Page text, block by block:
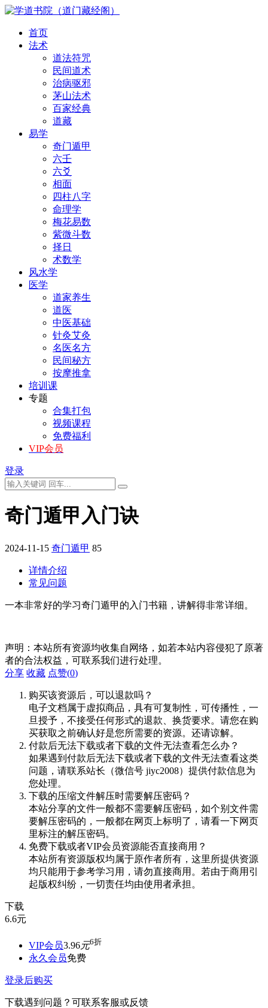
首页
法术
道法符咒
民间道术
治病驱邪
茅山法术
百家经典
道藏
易学
奇门遁甲
六壬
六爻
相面
四柱八字
命理学
梅花易数
紫微斗数
择日
术数学
风水学
医学
道家养生
道医
中医基础
针灸艾灸
名医名方
民间秘方
按摩推拿
培训课
专题
合集打包
视频课程
免费福利
VIP会员
登录
奇门遁甲入门诀
2024-11-15 奇门遁甲 85
详情介绍
常见问题
一本非常好的学习奇门遁甲的入门书籍，讲解得非常详细。
声明：本站所有资源均收集自网络，如若本站内容侵犯了原著
者的合法权益，可联系我们进行处理。
分享 收藏 点赞(0)
购买该资源后，可以退款吗？
电子文档属于虚拟商品，具有可复制性，可传播性，一
旦授予，不接受任何形式的退款、换货要求。请您在购
买获取之前确认好是您所需要的资源。还请谅解。
付款后无法下载或者下载的文件无法查看怎么办？
如果遇到付款后无法下载或者下载的文件无法查看这类
问题，请联系站长（微信号 jiyc2008）提供付款信息为
您处理。
下载的压缩文件解压时需要解压密码？
本站分享的文件一般都不需要解压密码，如个别文件需
要解压密码的，一般都在网页上标明了，请看一下网页
里标注的解压密码。
免费下载或者VIP会员资源能否直接商用？
本站所有资源版权均属于原作者所有，这里所提供资源
均只能用于参考学习用，请勿直接商用。若由于商用引
起版权纠纷，一切责任均由使用者承担。
下载
6.6元
VIP会员3.96元6折
永久会员免费
登录后购买
下载遇到问题？可联系客服或反馈